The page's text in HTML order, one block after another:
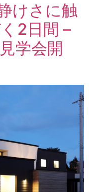
けさに触
2日間 –
学会開